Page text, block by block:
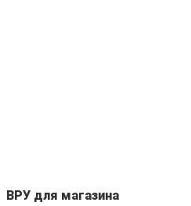
ВРУ для магазина